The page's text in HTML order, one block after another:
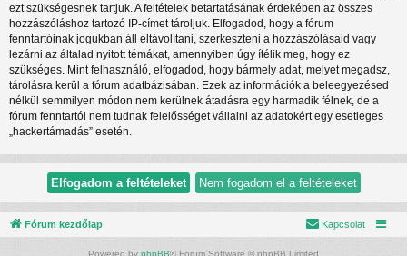
ezt szükségesnek tartjuk. A feltételek betartatásának érdekében az összes
hozzászóláshoz tartozó IP-címet tároljuk. Elfogadod, hogy a fórum
fenntartóinak jogukban áll eltávolítani, szerkeszteni a hozzászólásaid vagy
lezárni az általad nyitott témákat, amennyiben úgy ítélik meg, hogy ez
szükséges. Mint felhasználó, elfogadod, hogy bármely adat, melyet megadsz,
tárolásra kerül a fórum adatbázisában. Ezek az információk a beleegyezésed
nélkül semmilyen módon nem kerülnek átadásra egy harmadik félnek, de a
fórum fenntartói nem tudnak felelősséget vállalni az adatokért egy esetleges
„hackertámadás” esetén.
Fórum kezdőlap Kapcsolat
Powered by phpBB® Forum Software © phpBB Limited